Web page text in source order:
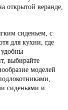
открытой веранде,
сиденьем, с
для кухни, где
удобны
выбирайте
моделей
сиденьями и